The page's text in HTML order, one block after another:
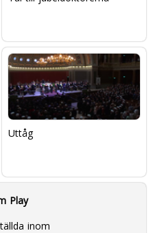
Uttåg
Play
inom